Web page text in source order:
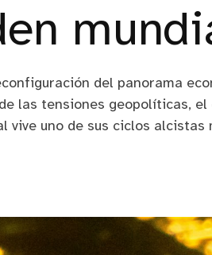
del panorama
las tensiones geopolíticas,
vive uno de sus ciclos alcistas